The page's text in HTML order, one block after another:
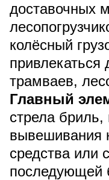
доставочных
колёсный
привлекаться
трамваев,
Главный
стрела
вывешивания
средства или
последующей